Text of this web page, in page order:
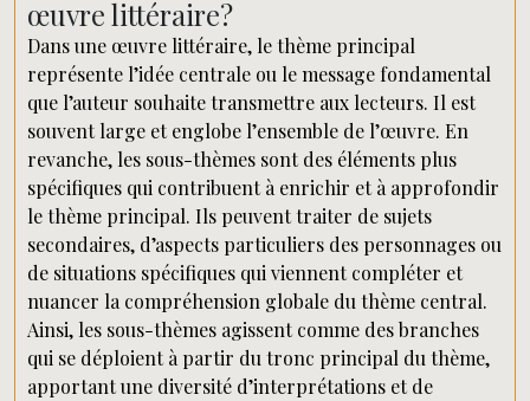
œuvre littéraire?
Dans une œuvre littéraire, le thème principal
représente l’idée centrale ou le message fondamental
que l’auteur souhaite transmettre aux lecteurs. Il est
souvent large et englobe l’ensemble de l’œuvre. En
revanche, les sous-thèmes sont des éléments plus
spécifiques qui contribuent à enrichir et à approfondir
le thème principal. Ils peuvent traiter de sujets
secondaires, d’aspects particuliers des personnages ou
de situations spécifiques qui viennent compléter et
nuancer la compréhension globale du thème central.
Ainsi, les sous-thèmes agissent comme des branches
qui se déploient à partir du tronc principal du thème,
apportant une diversité d’interprétations et de